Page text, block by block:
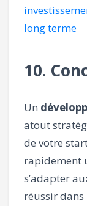
long terme
10.
Un
atout
de votre
rapidement
s’adapter
réussir